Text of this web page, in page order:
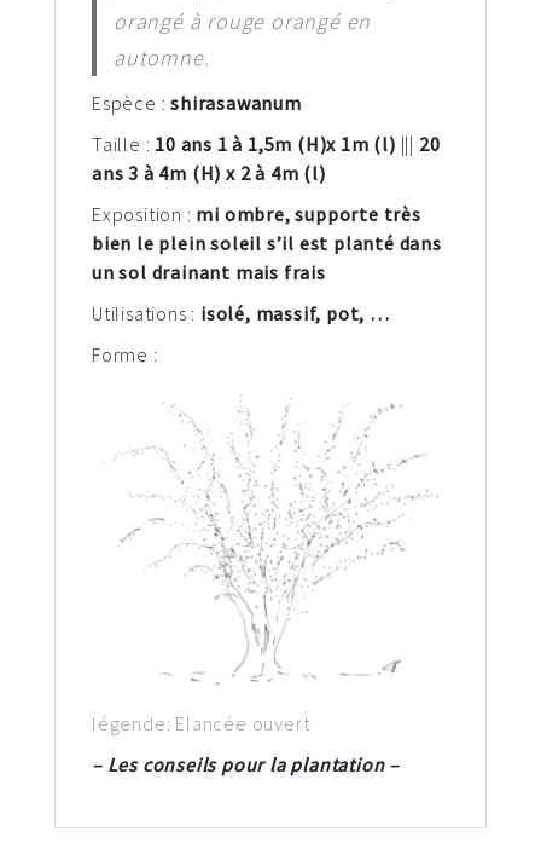
orangé à rouge orangé en
automne.
Espèce : shirasawanum
Taille : 10 ans 1 à 1,5m (H)x 1m (l) ||| 20
ans 3 à 4m (H) x 2 à 4m (l)
Exposition : mi ombre, supporte très
bien le plein soleil s’il est planté dans
un sol drainant mais frais
Utilisations : isolé, massif, pot, …
Forme :
légende: Elancée ouvert
– Les conseils pour la plantation –